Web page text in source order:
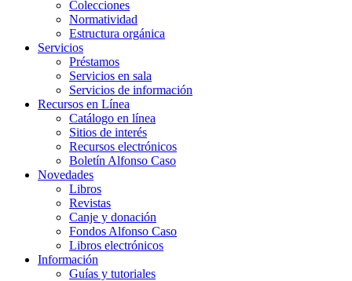
Colecciones
Normatividad
Estructura orgánica
Servicios
Préstamos
Servicios en sala
Servicios de información
Recursos en Línea
Catálogo en línea
Sitios de interés
Recursos electrónicos
Boletín Alfonso Caso
Novedades
Libros
Revistas
Canje y donación
Fondos Alfonso Caso
Libros electrónicos
Información
Guías y tutoriales